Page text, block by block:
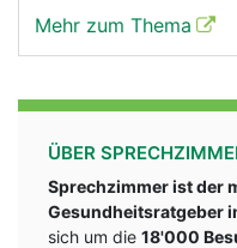
Mehr zum Thema
ÜBER
Sprechzimmer ist der
Gesundheitsratgeber
sich um die 18'000